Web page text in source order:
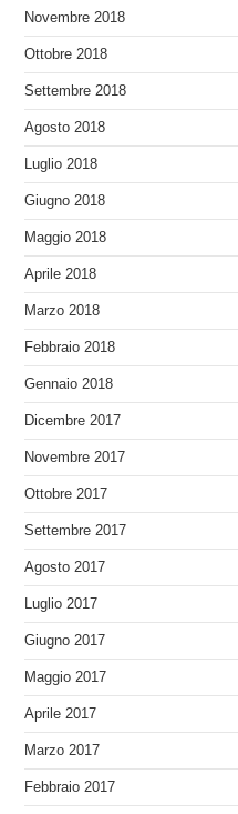
Novembre 2018
Ottobre 2018
Settembre 2018
Agosto 2018
Luglio 2018
Giugno 2018
Maggio 2018
Aprile 2018
Marzo 2018
Febbraio 2018
Gennaio 2018
Dicembre 2017
Novembre 2017
Ottobre 2017
Settembre 2017
Agosto 2017
Luglio 2017
Giugno 2017
Maggio 2017
Aprile 2017
Marzo 2017
Febbraio 2017